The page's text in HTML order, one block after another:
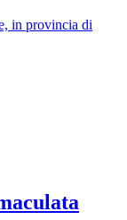
in provincia di